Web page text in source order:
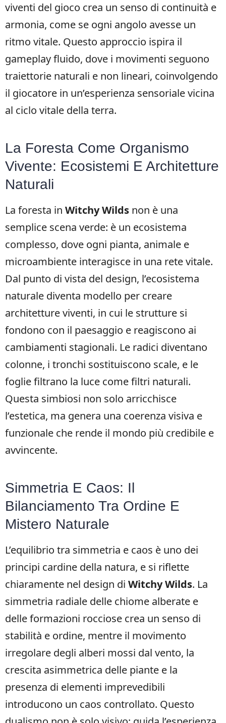
viventi del gioco crea un senso di continuità e
armonia, come se ogni angolo avesse un
ritmo vitale. Questo approccio ispira il
gameplay fluido, dove i movimenti seguono
traiettorie naturali e non lineari, coinvolgendo
il giocatore in un’esperienza sensoriale vicina
al ciclo vitale della terra.
La Foresta Come Organismo
Vivente: Ecosistemi E Architetture
Naturali
La foresta in Witchy Wilds non è una
semplice scena verde: è un ecosistema
complesso, dove ogni pianta, animale e
microambiente interagisce in una rete vitale.
Dal punto di vista del design, l’ecosistema
naturale diventa modello per creare
architetture viventi, in cui le strutture si
fondono con il paesaggio e reagiscono ai
cambiamenti stagionali. Le radici diventano
colonne, i tronchi sostituiscono scale, e le
foglie filtrano la luce come filtri naturali.
Questa simbiosi non solo arricchisce
l’estetica, ma genera una coerenza visiva e
funzionale che rende il mondo più credibile e
avvincente.
Simmetria E Caos: Il
Bilanciamento Tra Ordine E
Mistero Naturale
L’equilibrio tra simmetria e caos è uno dei
principi cardine della natura, e si riflette
chiaramente nel design di Witchy Wilds. La
simmetria radiale delle chiome alberate e
delle formazioni rocciose crea un senso di
stabilità e ordine, mentre il movimento
irregolare degli alberi mossi dal vento, la
crescita asimmetrica delle piante e la
presenza di elementi imprevedibili
introducono un caos controllato. Questo